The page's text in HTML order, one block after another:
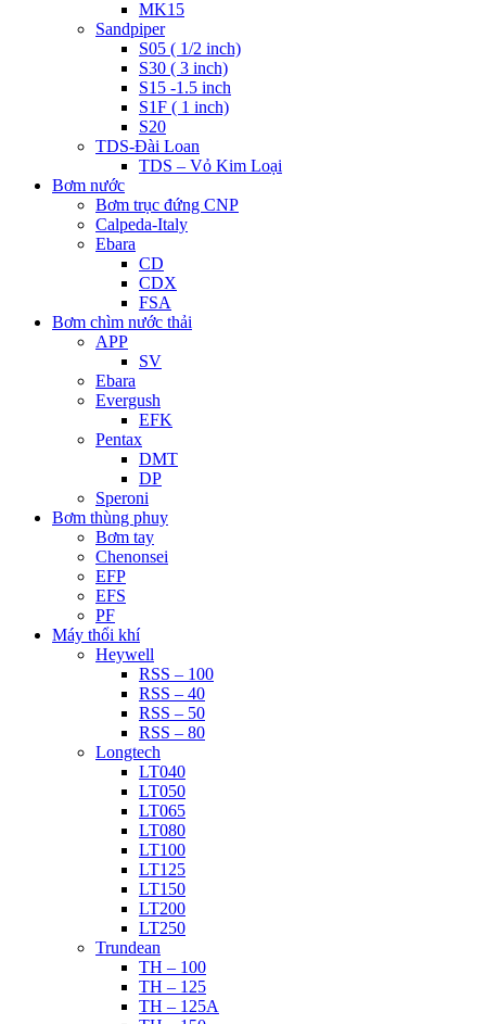
MK15
Sandpiper
S05 ( 1/2 inch)
S30 ( 3 inch)
S15 -1.5 inch
S1F ( 1 inch)
S20
TDS-Đài Loan
TDS – Vỏ Kim Loại
Bơm nước
Bơm trục đứng CNP
Calpeda-Italy
Ebara
CD
CDX
FSA
Bơm chìm nước thải
APP
SV
Ebara
Evergush
EFK
Pentax
DMT
DP
Speroni
Bơm thùng phuy
Bơm tay
Chenonsei
EFP
EFS
PF
Máy thổi khí
Heywell
RSS – 100
RSS – 40
RSS – 50
RSS – 80
Longtech
LT040
LT050
LT065
LT080
LT100
LT125
LT150
LT200
LT250
Trundean
TH – 100
TH – 125
TH – 125A